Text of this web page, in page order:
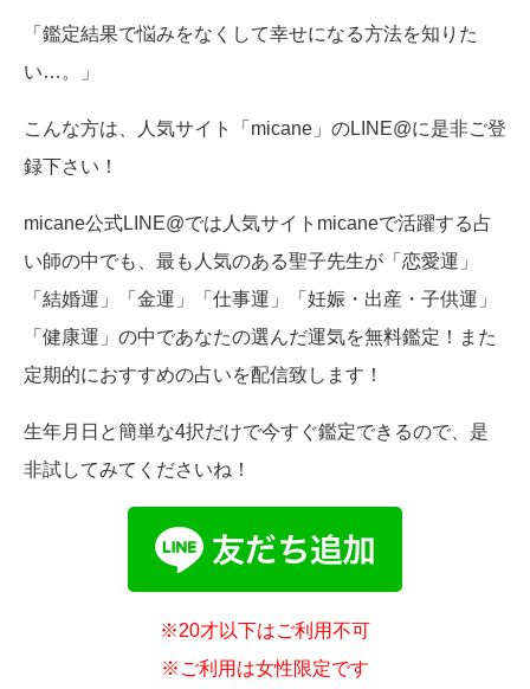
「鑑定結果で悩みをなくして幸せになる方法を知りた
い…。」
こんな方は、人気サイト「micane」のLINE@に是非ご登
録下さい！
micane公式LINE@では人気サイトmicaneで活躍する占
い師の中でも、最も人気のある聖子先生が「恋愛運」
「結婚運」「金運」「仕事運」「妊娠・出産・子供運」
「健康運」の中であなたの選んだ運気を無料鑑定！また
定期的におすすめの占いを配信致します！
生年月日と簡単な4択だけで今すぐ鑑定できるので、是
非試してみてくださいね！
※20才以下はご利用不可
※ご利用は女性限定です